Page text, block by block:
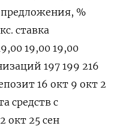
предложения, %
ставка
19,00 19,00
197 199 216
16 окт 9 окт 2
средств с
окт 25 сен